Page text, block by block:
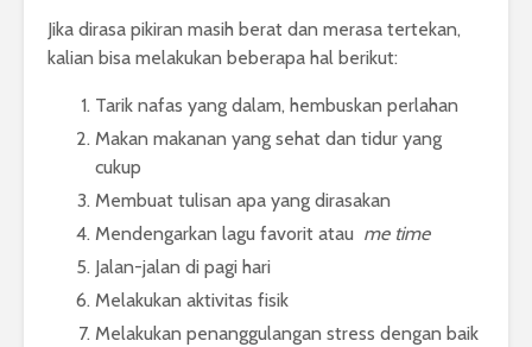
Jika dirasa pikiran masih berat dan merasa tertekan,
kalian bisa melakukan beberapa hal berikut:
Tarik nafas yang dalam, hembuskan perlahan
Makan makanan yang sehat dan tidur yang
cukup
Membuat tulisan apa yang dirasakan
Mendengarkan lagu favorit atau me time
Jalan-jalan di pagi hari
Melakukan aktivitas fisik
Melakukan penanggulangan stress dengan baik